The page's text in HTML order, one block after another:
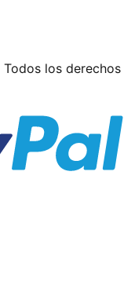
Todos los derechos